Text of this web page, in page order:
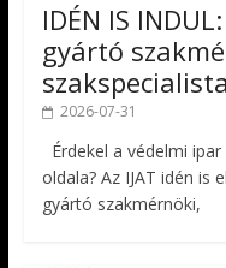
IDÉN IS
gyártó
2026-07-31
Érdekel a védelmi
oldala? Az IJAT idén is
gyártó szakmérnöki,